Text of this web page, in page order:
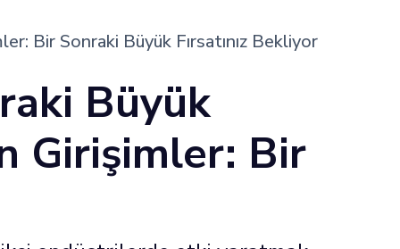
Bir Sonraki Büyük Fırsatınız Bekliyor
Büyük
Girişimler: Bir